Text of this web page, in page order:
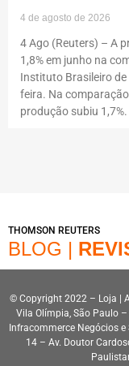
4 de agosto de 2026
4 Ago (Reuters) – A
1,8% em junho na
Instituto Brasileiro
feira. Na
produção subiu
THOMSON REUTERS
BLOG |
© Copyright 2022 – Loja |
Vila Olímpia, São Paulo
Infracommerce Negócios
14 – Av. Doutor